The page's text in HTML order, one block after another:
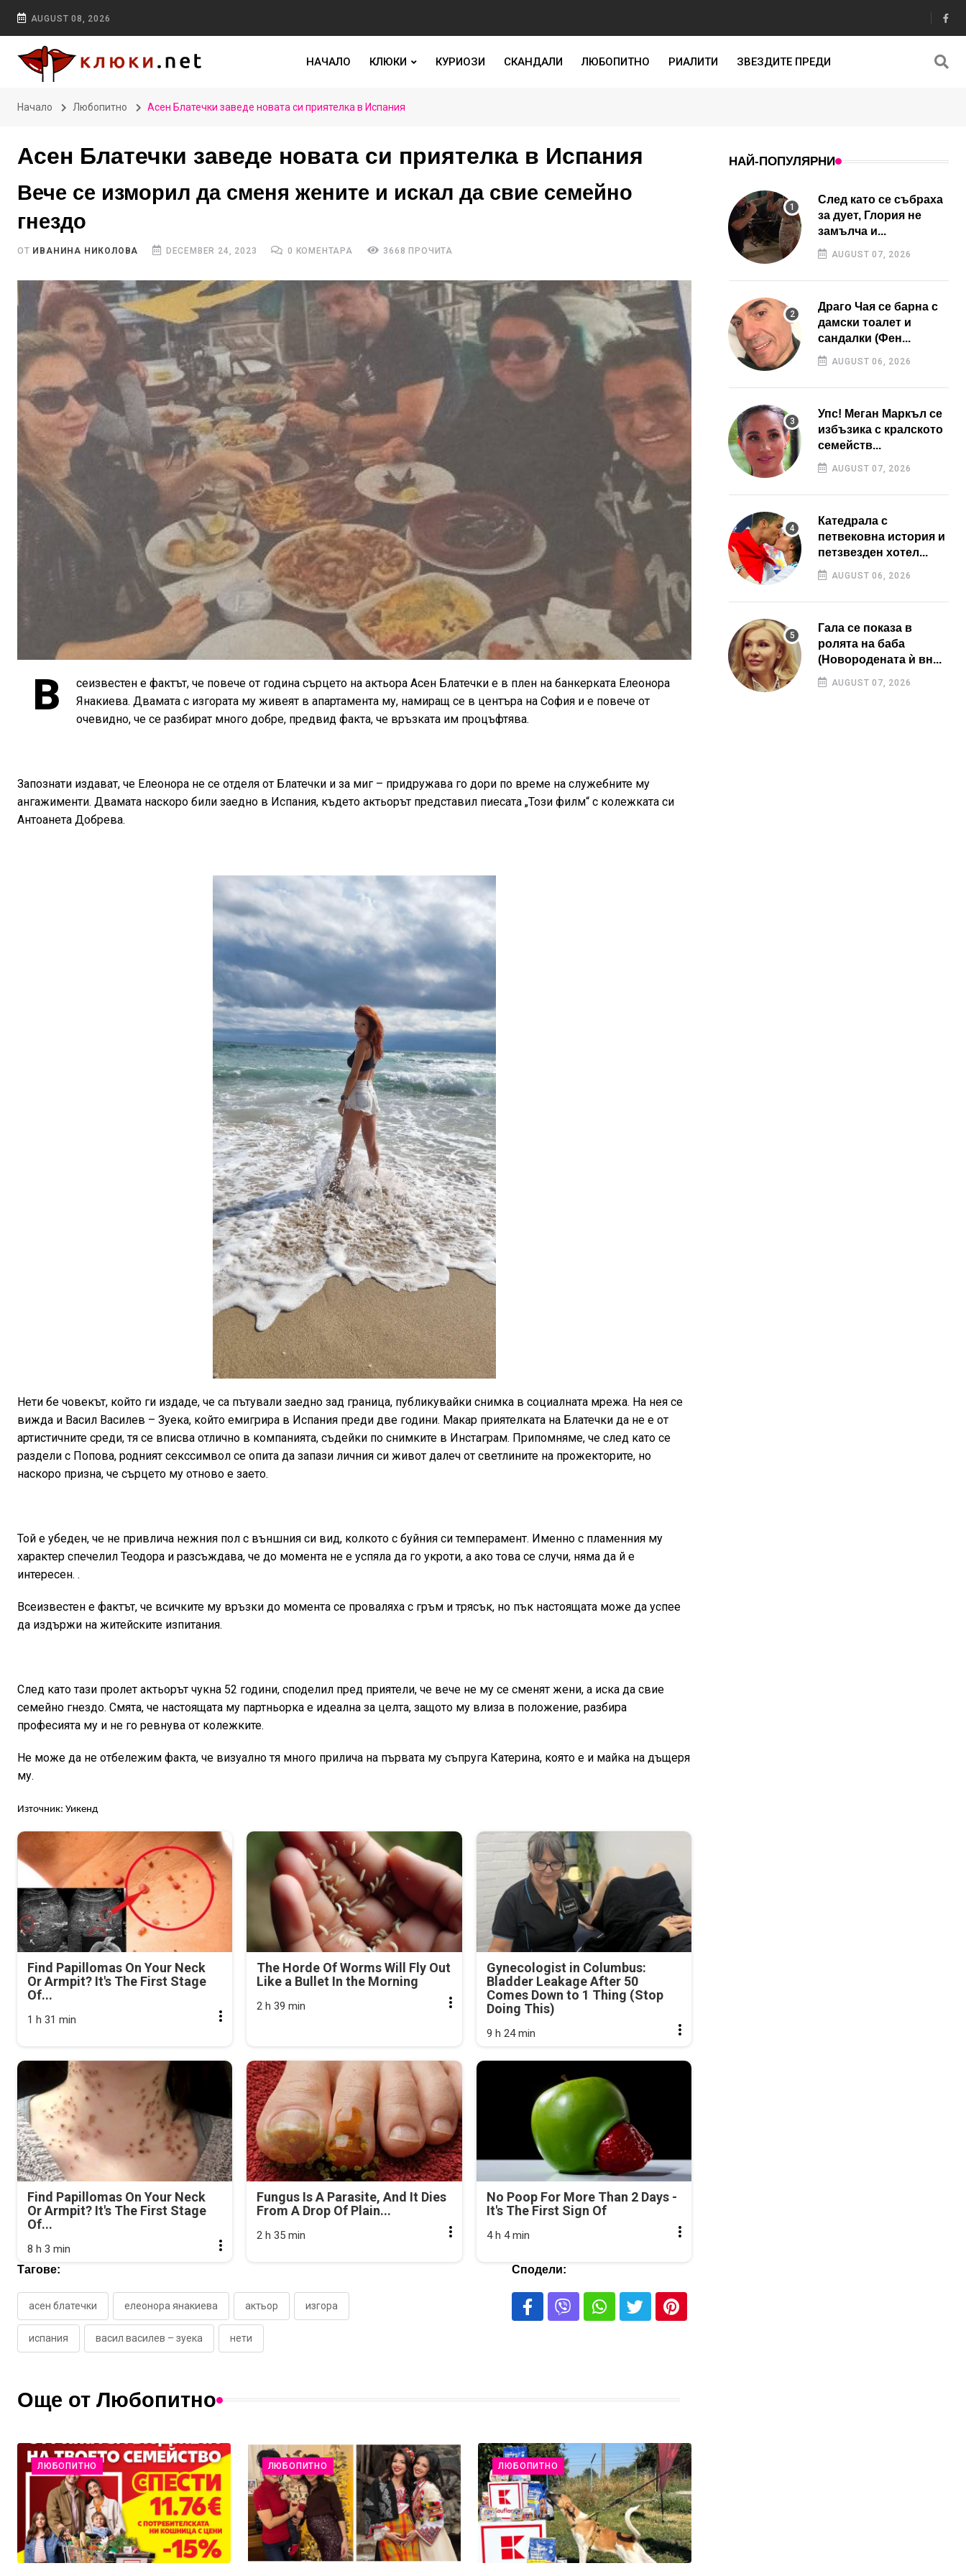
AUGUST 08, 2026
НАЧАЛО КЛЮКИ КУРИОЗИ СКАНДАЛИ ЛЮБОПИТНО РИАЛИТИ ЗВЕЗДИТЕ ПРЕДИ
Начало Любопитно Асен Блатечки заведе новата си приятелка в Испания
Асен Блатечки заведе новата си приятелка в Испания
Вече се изморил да сменя жените и искал да свие семейно
гнездо
ОТ ИВАНИНА НИКОЛОВА DECEMBER 24, 2023 0 КОМЕНТАРА 3668 ПРОЧИТА
В
сеизвестен е фактът, че повече от година сърцето на актьора Асен Блатечки е в плен на банкерката Елеонора
Янакиева. Двамата с изгората му живеят в апартамента му, намиращ се в центъра на София и е повече от
очевидно, че се разбират много добре, предвид факта, че връзката им процъфтява.
Запознати издават, че Елеонора не се отделя от Блатечки и за миг – придружава го дори по време на служебните му
ангажименти. Двамата наскоро били заедно в Испания, където актьорът представил пиесата „Този филм“ с колежката си
Антоанета Добрева.
Нети бе човекът, който ги издаде, че са пътували заедно зад граница, публикувайки снимка в социалната мрежа. На нея се
вижда и Васил Василев – Зуека, който емигрира в Испания преди две години. Макар приятелката на Блатечки да не е от
артистичните среди, тя се вписва отлично в компанията, съдейки по снимките в Инстаграм. Припомняме, че след като се
раздели с Попова, родният секссимвол се опита да запази личния си живот далеч от светлините на прожекторите, но
наскоро призна, че сърцето му отново е заето.
Той е убеден, че не привлича нежния пол с външния си вид, колкото с буйния си темперамент. Именно с пламенния му
характер спечелил Теодора и разсъждава, че до момента не е успяла да го укроти, а ако това се случи, няма да й е
интересен. .
Всеизвестен е фактът, че всичките му връзки до момента се проваляха с гръм и трясък, но пък настоящата може да успее
да издържи на житейските изпитания.
След като тази пролет актьорът чукна 52 години, споделил пред приятели, че вече не му се сменят жени, а иска да свие
семейно гнездо. Смята, че настоящата му партньорка е идеална за целта, защото му влиза в положение, разбира
професията му и не го ревнува от колежките.
Не може да не отбележим факта, че визуално тя много прилича на първата му съпруга Катерина, която е и майка на дъщеря
му.
Източник: Уикенд
Find Papillomas On Your Neck
Or Armpit? It's The First Stage
Of...
1 h 31 min
The Horde Of Worms Will Fly Out
Like a Bullet In the Morning
2 h 39 min
Gynecologist in Columbus:
Bladder Leakage After 50
Comes Down to 1 Thing (Stop
Doing This)
9 h 24 min
Find Papillomas On Your Neck
Or Armpit? It's The First Stage
Of...
8 h 3 min
Fungus Is A Parasite, And It Dies
From A Drop Of Plain...
2 h 35 min
No Poop For More Than 2 Days -
It's The First Sign Of
4 h 4 min
Тагове:
асен блатечки елеонора янакиева актьор изгора
испания васил василев – зуека нети
Сподели:
Още от Любопитно
ЛЮБОПИТНО ЛЮБОПИТНО ЛЮБОПИТНО
НАЙ-ПОПУЛЯРНИ
След като се събраха
за дует, Глория не
замълча и...
AUGUST 07, 2026
Драго Чая се барна с
дамски тоалет и
сандалки (Фен...
AUGUST 06, 2026
Упс! Меган Маркъл се
избъзика с кралското
семейств...
AUGUST 07, 2026
Катедрала с
петвековна история и
петзвезден хотел...
AUGUST 06, 2026
Гала се показа в
ролята на баба
(Новородената ѝ вн...
AUGUST 07, 2026